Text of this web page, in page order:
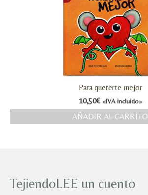
Para quererte mejor
10,50€ «IVA incluido»
AÑADIR AL CARRITO
TejiendoLEE un cuento